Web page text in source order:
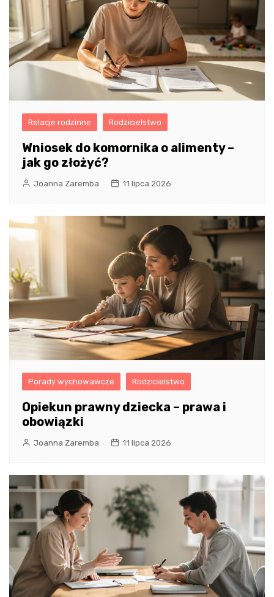
Relacje rodzinne Rodzicielstwo
Wniosek do komornika o alimenty –
jak go złożyć?
Joanna Zaremba 11 lipca 2026
Porady wychowawcze Rodzicielstwo
Opiekun prawny dziecka – prawa i
obowiązki
Joanna Zaremba 11 lipca 2026